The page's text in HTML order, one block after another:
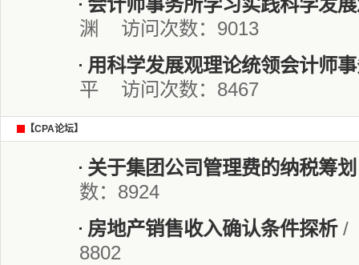
会计师事务所学习实践科学发
渊 访问次数：9013
用科学发展观理论统领会计师
平 访问次数：8467
【CPA论坛】
关于集团公司管理费的纳税筹划
数：8924
房地产销售收入确认条件探析/
8802